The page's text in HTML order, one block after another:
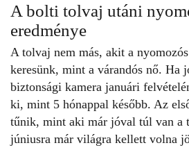
A bolti tolvaj utáni
eredménye
A tolvaj nem más, akit a
keresünk, mint a várandós nő. Ha
biztonsági kamera januári
ki, mint 5 hónappal később. Az
tűnik, mint aki már jóval túl van a
júniusra már világra kellett volna